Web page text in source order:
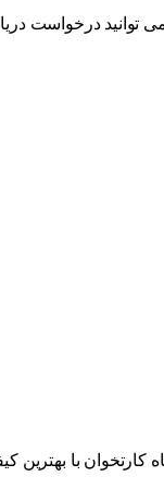
درخواست
کارتخوان با